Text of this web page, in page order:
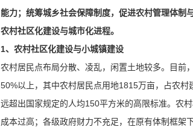
能力；统筹城乡社会保障制度，促进农村管理体制
农村社区化建设与城市化进程。
1、农村社区化建设与小城镇建设
农村居民点布局分散、凌乱，闲置土地较多。目前
50%以上，其中农村居民点用地1815万亩，占农
远超出国家规定的人均150平方米的高限标准。农
成本过高；各级政府财力不充足，在原有体制框架